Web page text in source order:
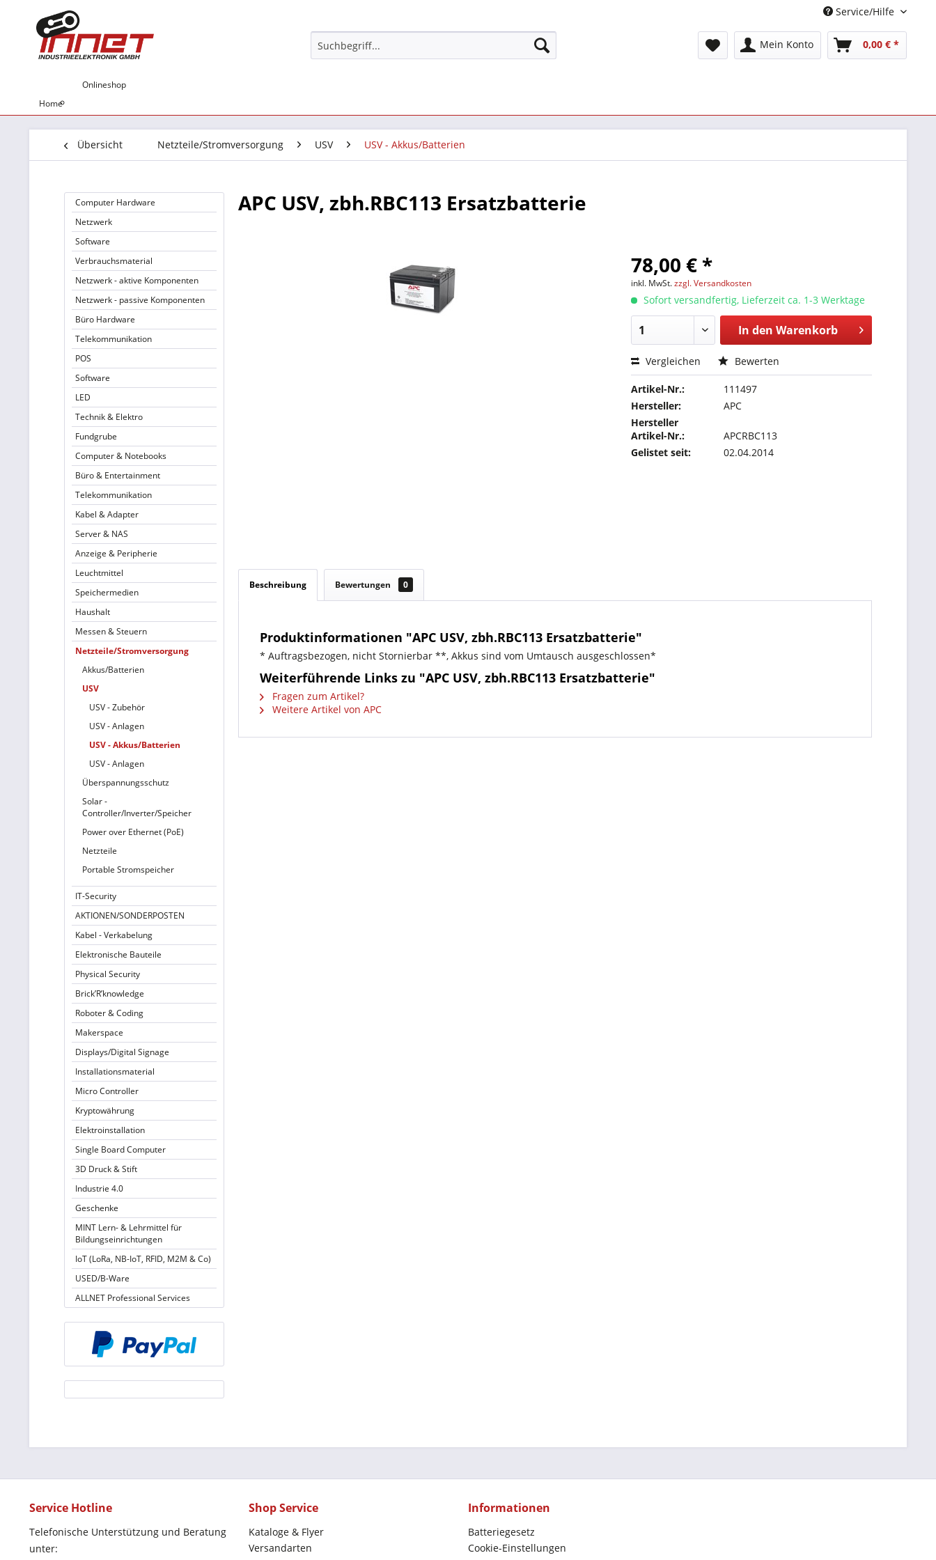
Service/Hilfe
Mein Konto 0,00 € *
Home
Onlineshop
Übersicht Netzteile/Stromversorgung USV USV - Akkus/Batterien
Computer Hardware
Netzwerk
Software
Verbrauchsmaterial
Netzwerk - aktive Komponenten
Netzwerk - passive Komponenten
Büro Hardware
Telekommunikation
POS
Software
LED
Technik & Elektro
Fundgrube
Computer & Notebooks
Büro & Entertainment
Telekommunikation
Kabel & Adapter
Server & NAS
Anzeige & Peripherie
Leuchtmittel
Speichermedien
Haushalt
Messen & Steuern
Netzteile/Stromversorgung
Akkus/Batterien
USV
USV - Zubehör
USV - Anlagen
USV - Akkus/Batterien
USV - Anlagen
Überspannungsschutz
Solar -
Controller/Inverter/Speicher
Power over Ethernet (PoE)
Netzteile
Portable Stromspeicher
IT-Security
AKTIONEN/SONDERPOSTEN
Kabel - Verkabelung
Elektronische Bauteile
Physical Security
Brick’R’knowledge
Roboter & Coding
Makerspace
Displays/Digital Signage
Installationsmaterial
Micro Controller
Kryptowährung
Elektroinstallation
Single Board Computer
3D Druck & Stift
Industrie 4.0
Geschenke
MINT Lern- & Lehrmittel für
Bildungseinrichtungen
IoT (LoRa, NB-IoT, RFID, M2M & Co)
USED/B-Ware
ALLNET Professional Services
APC USV, zbh.RBC113 Ersatzbatterie
78,00 € *
inkl. MwSt.zzgl. Versandkosten
Sofort versandfertig, Lieferzeit ca. 1-3 Werktage
In den Warenkorb
Vergleichen Bewerten
Artikel-Nr.:
111497
Hersteller:
APC
Hersteller
Artikel-Nr.:
APCRBC113
Gelistet seit:
02.04.2014
Beschreibung Bewertungen 0
Produktinformationen "APC USV, zbh.RBC113 Ersatzbatterie"
* Auftragsbezogen, nicht Stornierbar **, Akkus sind vom Umtausch ausgeschlossen*
Weiterführende Links zu "APC USV, zbh.RBC113 Ersatzbatterie"
Fragen zum Artikel?
Weitere Artikel von APC
Service Hotline
Telefonische Unterstützung und Beratung
unter:
Shop Service
Kataloge & Flyer
Versandarten
Informationen
Batteriegesetz
Cookie-Einstellungen